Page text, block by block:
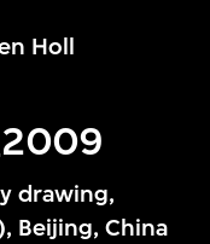
Holl
drawing,
Beijing, China